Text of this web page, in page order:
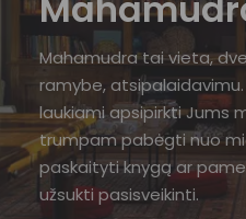
Mahamudra tai vieta,
ramybe,
laukiami apsipirkti Jums
trumpam pabėgti nuo
paskaityti knygą ar
užsukti pasisveikinti.